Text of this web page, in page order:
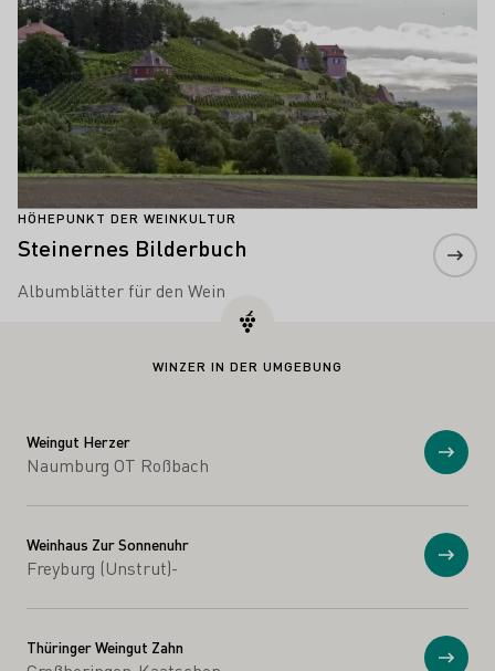
HÖHEPUNKT DER WEINKULTUR
Steinernes Bilderbuch
Albumblätter für den Wein
WINZER IN DER UMGEBUNG
Weingut Herzer
Naumburg OT Roßbach
Weinhaus Zur Sonnenuhr
Freyburg (Unstrut)-
Thüringer Weingut Zahn